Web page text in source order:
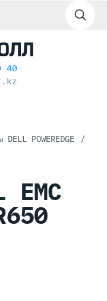
40
POWEREDGE
/
EMC